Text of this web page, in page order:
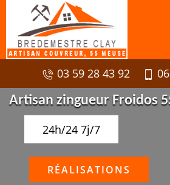
03 59 28 43 92
Artisan zingueur Froidos
24h/24 7j/7
RÉALISATIONS